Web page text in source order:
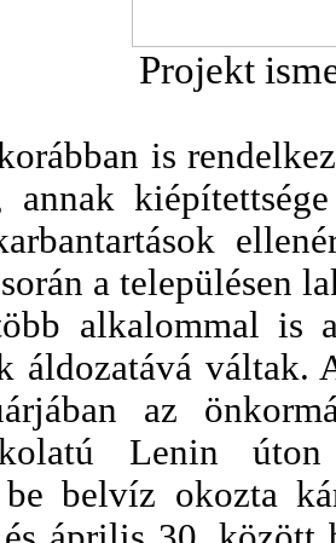
Projekt
is
annak
a településen
alkalommal is
áldozatává váltak.
az
Lenin
belvíz okozta